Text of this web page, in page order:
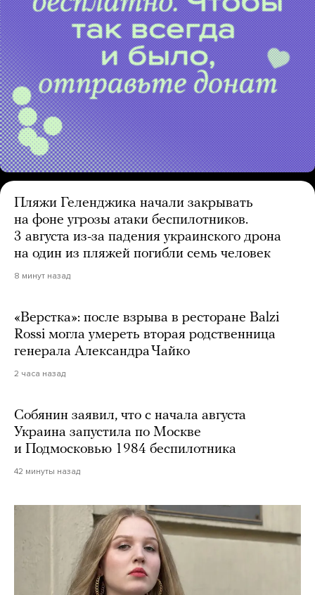
Пляжи Геленджика начали закрывать
на фоне угрозы атаки беспилотников.
3 августа из-за падения украинского дрона
на один из пляжей погибли семь человек
8 минут назад
«Верстка»: после взрыва в ресторане Balzi
Rossi могла умереть вторая родственница
генерала Александра Чайко
2 часа назад
Собянин заявил, что с начала августа
Украина запустила по Москве
и Подмосковью 1984 беспилотника
42 минуты назад